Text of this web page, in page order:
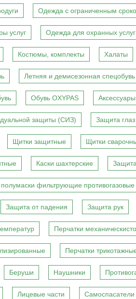
Одежда с ограниченным
услуг Одежда для охранных услуг
Костюмы, комплекты Халаты
Летняя и демисезонная спецобувь
Обувь OXYPAS Аксессуары
защиты (СИЗ) Защита
Щитки защитные Щитки
Каски шахтерские
фильтрующие противогазовые
Защита от падения Защита рук
Перчатки
Перчатки
Беруши Наушники
Лицевые части Самоспасатели